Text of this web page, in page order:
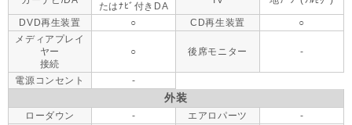
たはﾅﾋﾞ付きDA
DVD再生装置 ○ CD再生装置
○
メディアプレイ
ヤー
接続
○ 後席モニター -
電源コンセント -
外装
ローダウン - エアロパーツ
-